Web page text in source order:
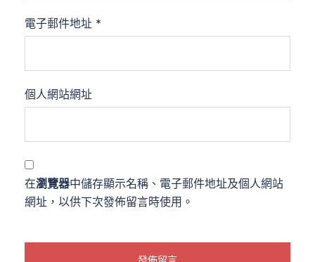
電子郵件地址 *
個人網站網址
在瀏覽器中儲存顯示名稱、電子郵件地址及個人網站
網址，以供下次發佈留言時使用。